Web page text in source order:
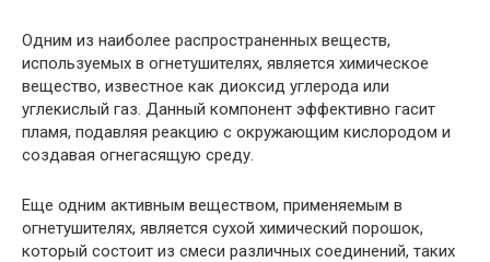
Одним из наиболее распространенных веществ,
используемых в огнетушителях, является химическое
вещество, известное как диоксид углерода или
углекислый газ. Данный компонент эффективно гасит
пламя, подавляя реакцию с окружающим кислородом и
создавая огнегасящую среду.
Еще одним активным веществом, применяемым в
огнетушителях, является сухой химический порошок,
который состоит из смеси различных соединений, таких